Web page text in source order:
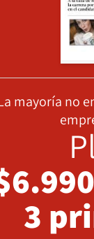
mayoría no
3